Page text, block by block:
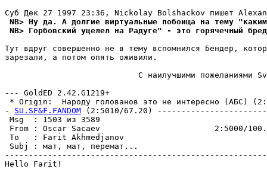
NB> Ну да. А долгие виртуальные побоища на тему
NB> Горбовский уцелел на Радуге" - это горячечный
Тут вдруг совершенно не в тему вспомнился Бендер,
зарезали, а потом опять оживили.
С наилучшими пожеланиями
--- GoldED 2.42.G1219+
* Origin:  Народу голованов это не интересно (АБС)
- SU.SF&F.FANDOM (2:5010/67.20)
Msg  : 1503
From : Oscar Sacaev                        2:5000/
To   : Farit Akhmedjanov
Subj : мат, мат,
Hello Farit!